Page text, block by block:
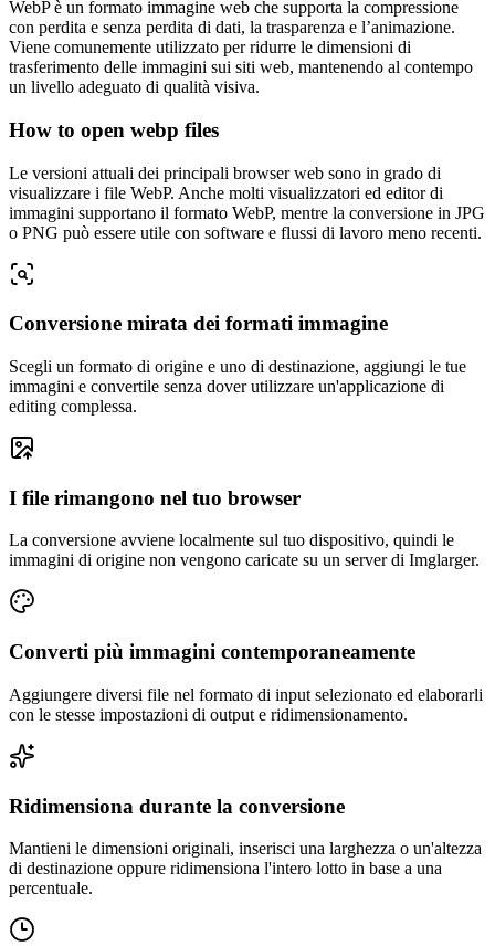
WebP è un formato immagine web che supporta la compressione
con perdita e senza perdita di dati, la trasparenza e l’animazione.
Viene comunemente utilizzato per ridurre le dimensioni di
trasferimento delle immagini sui siti web, mantenendo al contempo
un livello adeguato di qualità visiva.
How to open webp files
Le versioni attuali dei principali browser web sono in grado di
visualizzare i file WebP. Anche molti visualizzatori ed editor di
immagini supportano il formato WebP, mentre la conversione in JPG
o PNG può essere utile con software e flussi di lavoro meno recenti.
Conversione mirata dei formati immagine
Scegli un formato di origine e uno di destinazione, aggiungi le tue
immagini e convertile senza dover utilizzare un'applicazione di
editing complessa.
I file rimangono nel tuo browser
La conversione avviene localmente sul tuo dispositivo, quindi le
immagini di origine non vengono caricate su un server di Imglarger.
Converti più immagini contemporaneamente
Aggiungere diversi file nel formato di input selezionato ed elaborarli
con le stesse impostazioni di output e ridimensionamento.
Ridimensiona durante la conversione
Mantieni le dimensioni originali, inserisci una larghezza o un'altezza
di destinazione oppure ridimensiona l'intero lotto in base a una
percentuale.